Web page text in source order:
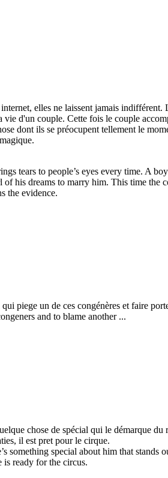
elles ne laissent jamais
d'un couple. Cette fois le couple
dont ils se préocupent tellement le
tears to people’s eyes every time. A
of his dreams to marry him. This time
the evidence.
piege un de ces congénères et faire
and to blame another ...
chose de spécial qui le démarque
il est pret pour le cirque.
something special about him that
is ready for the circus.